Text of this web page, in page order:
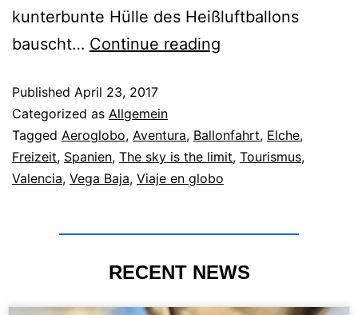
kunterbunte Hülle des Heißluftballons
bauscht… Continue reading
Published April 23, 2017
Categorized as Allgemein
Tagged Aeroglobo, Aventura, Ballonfahrt, Elche,
Freizeit, Spanien, The sky is the limit, Tourismus,
Valencia, Vega Baja, Viaje en globo
RECENT NEWS